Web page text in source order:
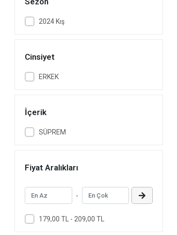
2024 Kış
Cinsiyet
ERKEK
İçerik
SÜPREM
Fiyat Aralıkları
-
179,00 TL - 209,00 TL